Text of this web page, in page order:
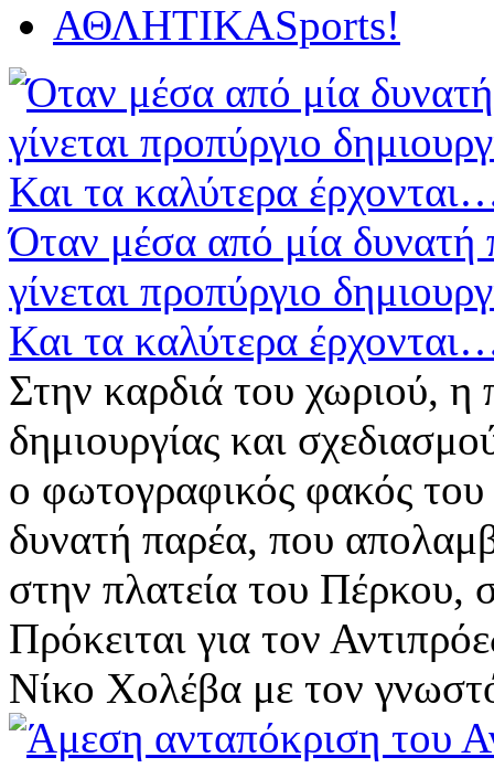
ΑΘΛΗΤΙΚΑSports!
Όταν μέσα από μία δυνατή
γίνεται προπύργιο
Και τα καλύτερα
Στην καρδιά του χωριού, η
δημιουργίας και
ο φωτογραφικός φακός
δυνατή παρέα, που
στην πλατεία του Πέρκου,
Πρόκειται για τον
Νίκο Χολέβα με τον